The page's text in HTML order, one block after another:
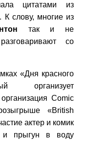
цитатами из
К слову, многие из
так и не
со
«Дня красного
организует
Comic
«British
актер и комик
и прыгун в воду